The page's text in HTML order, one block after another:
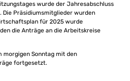
wurde der Jahresabschluss
Präsidiumsmitglieder wurden
für 2025 wurde
die Anträge an die Arbeitskreise
morgigen Sonntag mit den
fortgesetzt.